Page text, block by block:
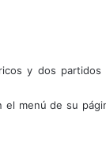
y dos partidos
el menú de su